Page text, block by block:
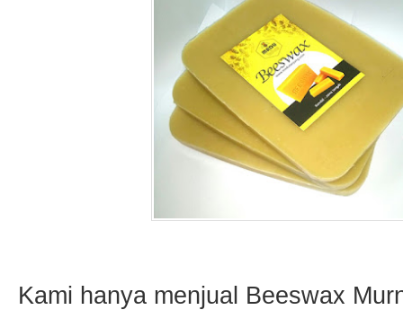
Kami hanya menjual Beeswax